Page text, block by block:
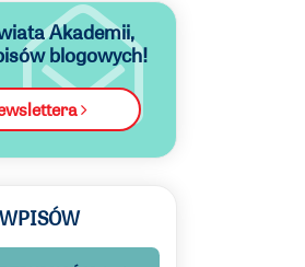
Akademii,
blogowych!